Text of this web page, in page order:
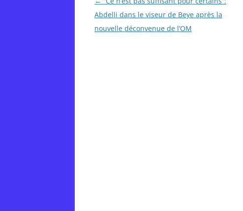
navigation
Abdelli dans le viseur de Beye après la
nouvelle déconvenue de l’OM